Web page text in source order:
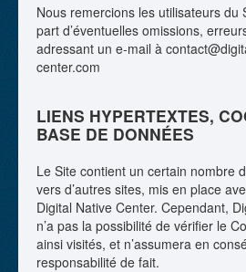
Nous remercions les utilisateurs du
part d’éventuelles omissions,
adressant un e-mail à
center.com
LIENS HYPERTEXTES,
BASE DE DONNÉES
Le Site contient un certain nombre
vers d’autres sites, mis en place
Digital Native Center. Cependant,
n’a pas la possibilité de vérifier le
ainsi visités, et n’assumera en
responsabilité de fait.